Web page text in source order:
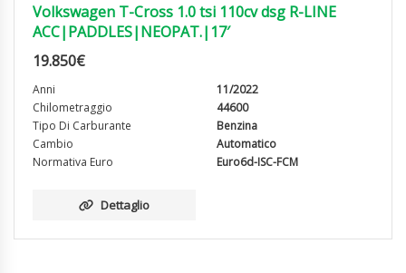
Volkswagen T-Cross 1.0 tsi 110cv dsg R-LINE
ACC|PADDLES|NEOPAT.|17′
19.850€
Anni
11/2022
Chilometraggio
44600
Tipo Di Carburante
Benzina
Cambio
Automatico
Normativa Euro
Euro6d-ISC-FCM
Dettaglio